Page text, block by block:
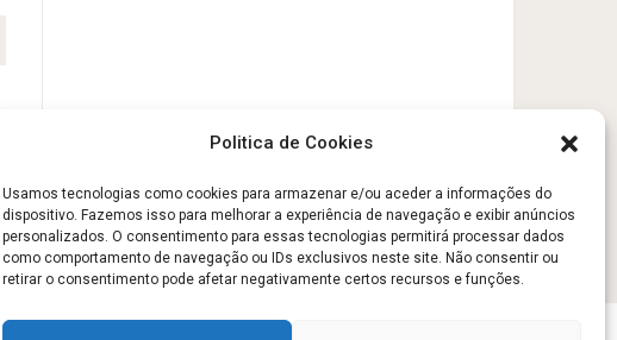
Politica de Cookies
Usamos tecnologias como cookies para armazenar e/ou aceder a informações do
dispositivo. Fazemos isso para melhorar a experiência de navegação e exibir anúncios
personalizados. O consentimento para essas tecnologias permitirá processar dados
como comportamento de navegação ou IDs exclusivos neste site. Não consentir ou
retirar o consentimento pode afetar negativamente certos recursos e funções.